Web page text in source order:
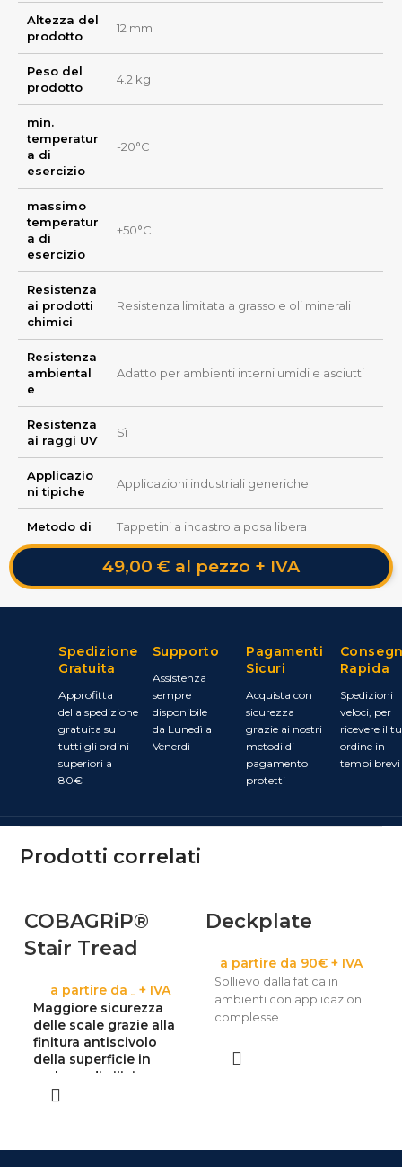
Altezza del
prodotto
12 mm
Peso del
prodotto
4.2 kg
min.
temperatur
a di
esercizio
-20°C
massimo
temperatur
a di
esercizio
+50°C
Resistenza
ai prodotti
chimici
Resistenza limitata a grasso e oli minerali
Resistenza
ambiental
e
Adatto per ambienti interni umidi e asciutti
Resistenza
ai raggi UV
Sì
Applicazio
ni tipiche
Applicazioni industriali generiche
Metodo di Tappetini a incastro a posa libera
49,00 € al pezzo + IVA
Spedizione
Gratuita
Approfitta
della spedizione
gratuita su
tutti gli ordini
superiori a
80€
Supporto
Assistenza
sempre
disponibile
da Lunedì a
Venerdì
Pagamenti
Sicuri
Acquista con
sicurezza
grazie ai nostri
metodi di
pagamento
protetti
Rapida
Spedizioni
veloci, per
ricevere il
ordine in
tempi brevi
Prodotti correlati
COBAGRiP®
Stair Tread
a partire da + IVA
Maggiore sicurezza
delle scale grazie alla
finitura antiscivolo
della superficie in
carburo di silicio
Deckplate
a partire da 90€ + IVA
Sollievo dalla fatica in
ambienti con applicazioni
complesse